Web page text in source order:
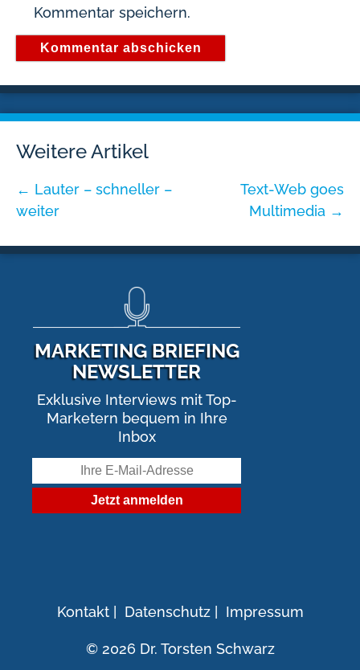
Kommentar speichern.
Weitere Artikel
← Lauter – schneller –
weiter
Text-Web goes
Multimedia →
MARKETING BRIEFING
NEWSLETTER
Exklusive Interviews mit Top-
Marketern bequem in Ihre
Inbox
Kontakt | Datenschutz | Impressum
© 2026 Dr. Torsten Schwarz